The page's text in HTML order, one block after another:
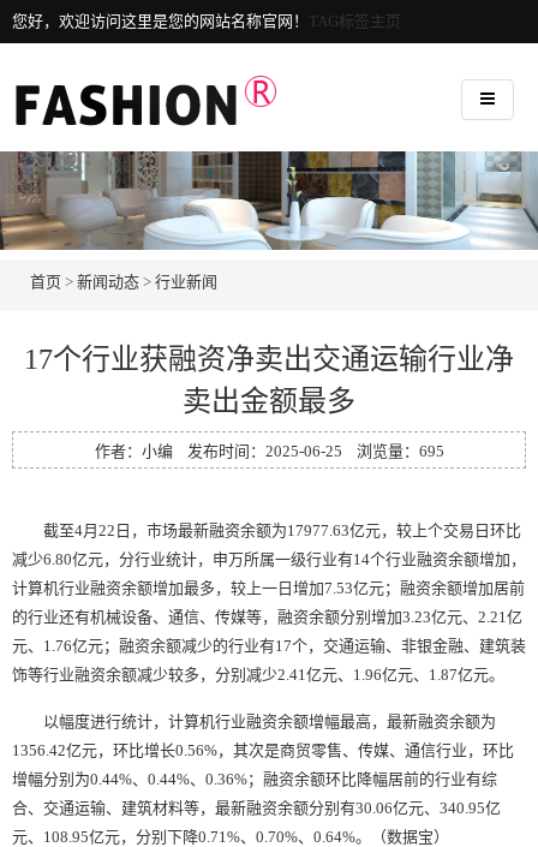
您好，欢迎访问这里是您的网站名称官网！ TAG标签主页
首页 > 新闻动态 > 行业新闻
17个行业获融资净卖出交通运输行业净
卖出金额最多
作者：小编 发布时间：2025-06-25 浏览量： 695
截至4月22日，市场最新融资余额为17977.63亿元，较上个交易日环比
减少6.80亿元，分行业统计，申万所属一级行业有14个行业融资余额增加，
计算机行业融资余额增加最多，较上一日增加7.53亿元；融资余额增加居前
的行业还有机械设备、通信、传媒等，融资余额分别增加3.23亿元、2.21亿
元、1.76亿元；融资余额减少的行业有17个，交通运输、非银金融、建筑装
饰等行业融资余额减少较多，分别减少2.41亿元、1.96亿元、1.87亿元。
以幅度进行统计，计算机行业融资余额增幅最高，最新融资余额为
1356.42亿元，环比增长0.56%，其次是商贸零售、传媒、通信行业，环比
增幅分别为0.44%、0.44%、0.36%；融资余额环比降幅居前的行业有综
合、交通运输、建筑材料等，最新融资余额分别有30.06亿元、340.95亿
元、108.95亿元，分别下降0.71%、0.70%、0.64%。（数据宝）